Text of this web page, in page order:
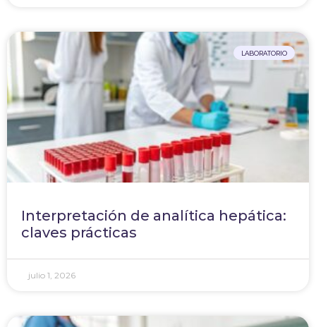
LABORATORIO
Interpretación de analítica hepática:
claves prácticas
julio 1, 2026